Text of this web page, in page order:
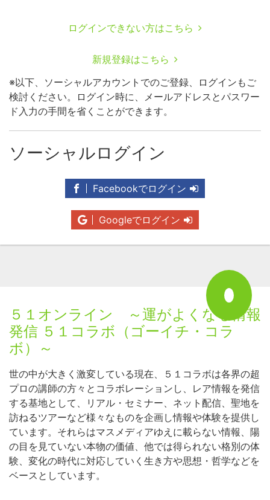
ログインできない方はこちら
新規登録はこちら
※以下、ソーシャルアカウントでのご登録、ログインもご
検討ください。ログイン時に、メールアドレスとパスワー
ド入力の手間を省くことができます。
ソーシャルログイン
Facebookでログイン
Googleでログイン
５１オンライン ～運がよくなる情報
発信 ５１コラボ（ゴーイチ・コラ
ボ）～
世の中が大きく激変している現在、５１コラボは各界の超
プロの講師の方々とコラボレーションし、レア情報を発信
する基地として、リアル・セミナー、ネット配信、聖地を
訪ねるツアーなど様々なものを企画し情報や体験を提供し
ています。それらはマスメディアゆえに載らない情報、陽
の目を見ていない本物の価値、他では得られない格別の体
験、変化の時代に対応していく生き方や思想・哲学などを
ベースとしています。